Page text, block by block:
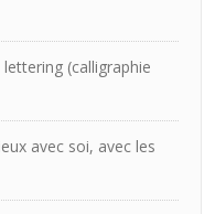
(calligraphie
avec soi, avec les